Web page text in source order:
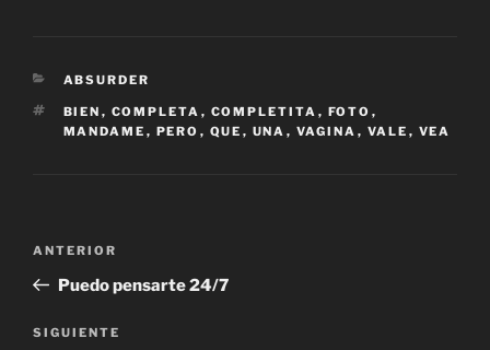
CATEGORÍAS
ABSURDER
ETIQUETAS
BIEN , COMPLETA , COMPLETITA , FOTO ,
MANDAME , PERO , QUE , UNA , VAGINA , VALE , VEA
entradas
Entrada
anterior:
ANTERIOR
Puedo pensarte 24/7
Siguiente
SIGUIENTE